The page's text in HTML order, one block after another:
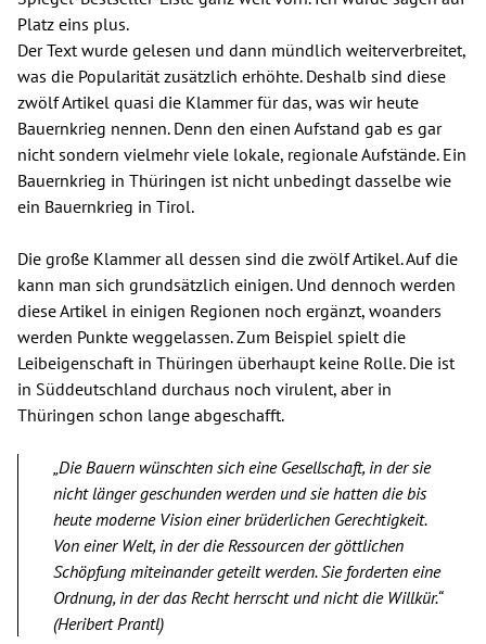
Platz eins plus.
Der Text wurde gelesen und dann mündlich weiterverbreitet,
was die Popularität zusätzlich erhöhte. Deshalb sind diese
zwölf Artikel quasi die Klammer für das, was wir heute
Bauernkrieg nennen. Denn den einen Aufstand gab es gar
nicht sondern vielmehr viele lokale, regionale Aufstände. Ein
Bauernkrieg in Thüringen ist nicht unbedingt dasselbe wie
ein Bauernkrieg in Tirol.
Die große Klammer all dessen sind die zwölf Artikel. Auf die
kann man sich grundsätzlich einigen. Und dennoch werden
diese Artikel in einigen Regionen noch ergänzt, woanders
werden Punkte weggelassen. Zum Beispiel spielt die
Leibeigenschaft in Thüringen überhaupt keine Rolle. Die ist
in Süddeutschland durchaus noch virulent, aber in
Thüringen schon lange abgeschafft.
„Die Bauern wünschten sich eine Gesellschaft, in der sie
nicht länger geschunden werden und sie hatten die bis
heute moderne Vision einer brüderlichen Gerechtigkeit.
Von einer Welt, in der die Ressourcen der göttlichen
Schöpfung miteinander geteilt werden. Sie forderten eine
Ordnung, in der das Recht herrscht und nicht die Willkür.“
(Heribert Prantl)